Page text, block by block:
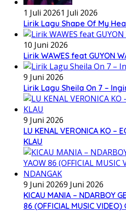
1 Juli 20261 Juli 2026
Lirik Lagu Shape Of My
10 Juni 2026
Lirik WAWES feat GUYON
9 Juni 2026
Lirik Lagu Sheila On 7 –
9 Juni 2026
LU KENAL VERONICA KO –
KLAU
9 Juni 20269 Juni 2026
KICAU MANIA – NDARBOY
86 (OFFICIAL MUSIC VIDEO)